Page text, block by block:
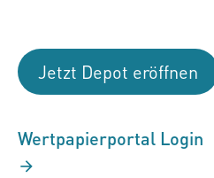
Jetzt Depot eröffnen
Wertpapierportal Login